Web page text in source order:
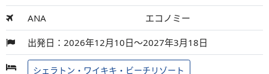
ANA エコノミー
出発日：2026年12月10日～2027年3月18日
シェラトン・ワイキキ・ビーチリゾート